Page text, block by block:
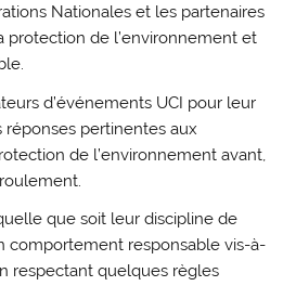
Nationales et les partenaires
protection de l’environnement et
d’événements UCI pour leur
réponses pertinentes aux
de l’environnement avant,
que soit leur discipline de
comportement responsable vis-à-
respectant quelques règles